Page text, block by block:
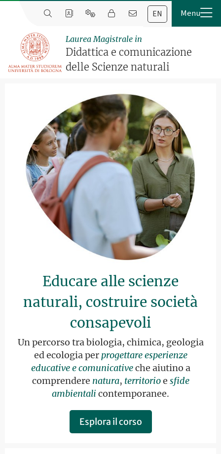
EN
Laurea Magistrale in
Didattica e comunicazione
delle Scienze naturali
Educare alle scienze
naturali, costruire società
consapevoli
Un percorso tra biologia, chimica, geologia
ed ecologia per progettare esperienze
educative e comunicativeche aiutino a
comprendere natura, territorioe sfide
ambientali contemporanee.
Esplora il corso